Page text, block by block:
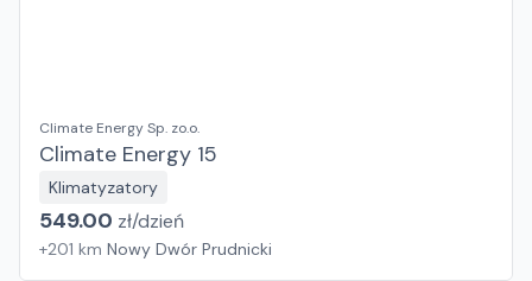
Climate Energy Sp. zo.o.
Climate Energy 15
Klimatyzatory
549.00 zł/dzień
+201 km Nowy Dwór Prudnicki